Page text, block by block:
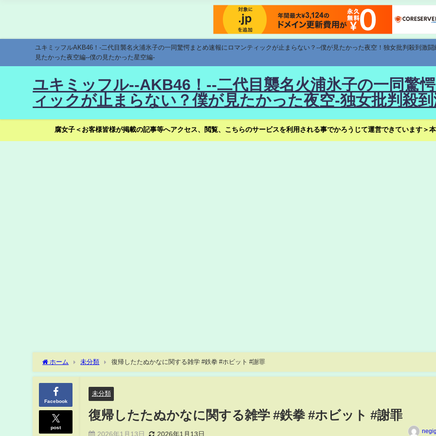
ユキミッフルAKB46！-二代目襲名火浦氷子の一同驚愕まとめ速報にロマンティックが止まらない？--僕が見たかった夜空！独女批判殺到激
見たかった夜空編--僕の見たかった星空編-
ユキミッフル--AKB46！--二代目襲名火浦氷子の一同驚
ィックが止まらない？僕が見たかった夜空-独女批判殺
腐女子＜お客様皆様が掲載の記事等へアクセス、閲覧、こちらのサービスを利用される事でかろうじて運営できています＞
ホーム 未分類 復帰したたぬかなに関する雑学 #鉄拳 #ホビット #謝罪
Facebook
post
未分類
復帰したたぬかなに関する雑学 #鉄拳 #ホビット #謝罪
2026年1月13日 2026年1月13日